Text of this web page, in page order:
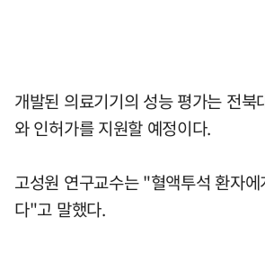
개발된 의료기기의 성능 평가는 전
와 인허가를 지원할 예정이다.
고성원 연구교수는 "혈액투석 환자
다"고 말했다.